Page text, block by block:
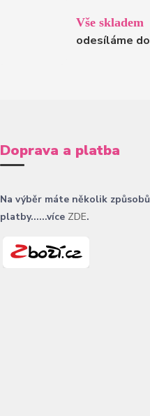
Vše skladem
odesíláme
Doprava a platba
Na výběr máte několik
platby......více ZDE.